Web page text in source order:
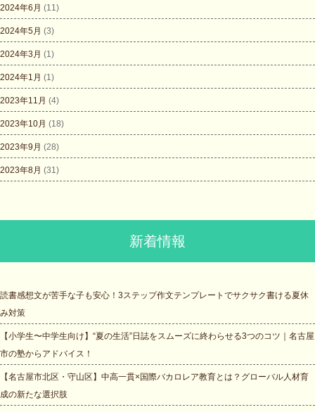
2024年6月 (11)
2024年5月 (3)
2024年3月 (1)
2024年1月 (1)
2023年11月 (4)
2023年10月 (18)
2023年9月 (28)
2023年8月 (31)
新着情報
読書感想文が苦手な子も安心！3ステップ作文テンプレートでサクサク書ける夏休
み対策
【小学生〜中学生向け】“夏の生活”日誌をスムーズに終わらせる3つのコツ｜名古屋
市の塾からアドバイス！
【名古屋市北区・守山区】中高一貫×国際バカロレア教育とは？グローバル人材育
成の新たな選択肢